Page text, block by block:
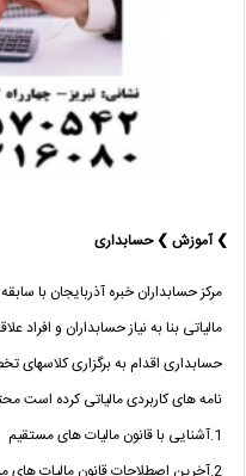
❯ آموزش ❯ حسابداری
مرکز حسابداران خبره آذربایجان با
مالیاتی بنا به نیاز حسابداران و افراد
حسابداری اقدام به برگزاری کلاسهای
نامه های کاربردی مالیاتی کرده است
1.آشنایی با قانون مالیات های مستقیم
2.آخرین اصطلاحات قانون مالیات های مستقیم